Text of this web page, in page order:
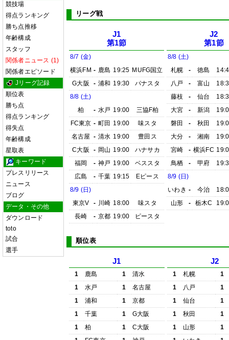
競技場
得点ランキング
勝ち点推移
年齢構成
スタッフ
関係者ニュース (1)
関係者エピソード
Jリーグ記録
順位表
勝ち点
得点ランキング
得失点
年齢構成
星取表
キーワード
プレスリリース
ニュース
ブログ
データ・その他
ダウンロード
toto
試合
選手
リーグ戦
J1
第1節
8/7 (金)
横浜FM - 鹿島 19:25 MUFG国立
G大阪
- 浦和 19:30
パナスタ
8/8 (土)
柏
- 水戸 19:00
三協F柏
FC東京 - 町田 19:00
味スタ
名古屋 - 清水 19:00
豊田ス
C大阪
- 岡山 19:00
ハナサカ
福岡
- 神戸 19:00
ベススタ
広島
- 千葉 19:15
Eピース
8/9 (日)
東京V
- 川崎 18:00
味スタ
長崎
- 京都 19:00 ピースタ
J2
第1節
8/8 (土)
札幌
- 徳島
八戸
- 富山
藤枝
- 仙台
大宮
- 新潟
磐田
- 秋田
大分
- 湘南
宮崎
- 横浜FC
鳥栖
- 甲府
8/9 (日)
いわき - 今治
山形
- 栃木C
順位表
J1
1 鹿島 1
清水
1
水戸 1
名古屋
1
浦和 1
京都
1
千葉 1
G大阪
1
柏 1
C大阪
J2
1 札幌
1
1
八戸
1
1
仙台
1
1
秋田
1
1
山形
1